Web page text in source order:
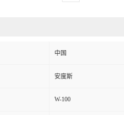
中国
安度斯
W-100